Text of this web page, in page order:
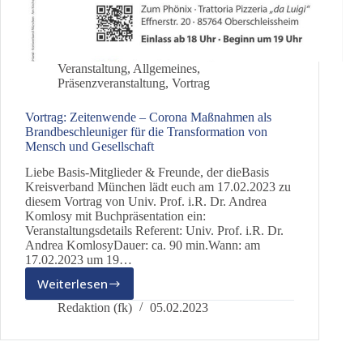
Veranstaltung, Allgemeines,
Präsenzveranstaltung, Vortrag
Vortrag: Zeitenwende – Corona Maßnahmen als
Brandbeschleuniger für die Transformation von
Mensch und Gesellschaft
Liebe Basis-Mitglieder & Freunde, der dieBasis
Kreisverband München lädt euch am 17.02.2023 zu
diesem Vortrag von Univ. Prof. i.R. Dr. Andrea
Komlosy mit Buchpräsentation ein:
Veranstaltungsdetails Referent: Univ. Prof. i.R. Dr.
Andrea KomlosyDauer: ca. 90 min.Wann: am
17.02.2023 um 19…
Weiterlesen
Vortrag:
Zeitenwende
Corona
Redaktion (fk) 05.02.2023